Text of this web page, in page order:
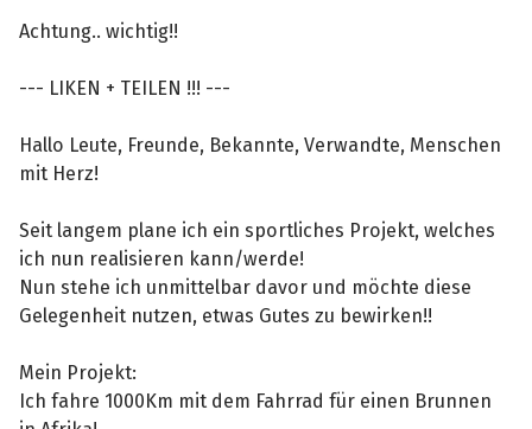
Achtung.. wichtig!!
--- LIKEN + TEILEN !!! ---
Hallo Leute, Freunde, Bekannte, Verwandte, Menschen
mit Herz!
Seit langem plane ich ein sportliches Projekt, welches
ich nun realisieren kann/werde!
Nun stehe ich unmittelbar davor und möchte diese
Gelegenheit nutzen, etwas Gutes zu bewirken!!
Mein Projekt:
Ich fahre 1000Km mit dem Fahrrad für einen Brunnen